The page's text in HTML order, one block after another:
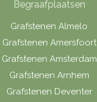
Begraafplaatsen
Grafstenen Almelo
Grafstenen Amersfoort
Grafstenen Amsterdam
Grafstenen Arnhem
Grafstenen Deventer